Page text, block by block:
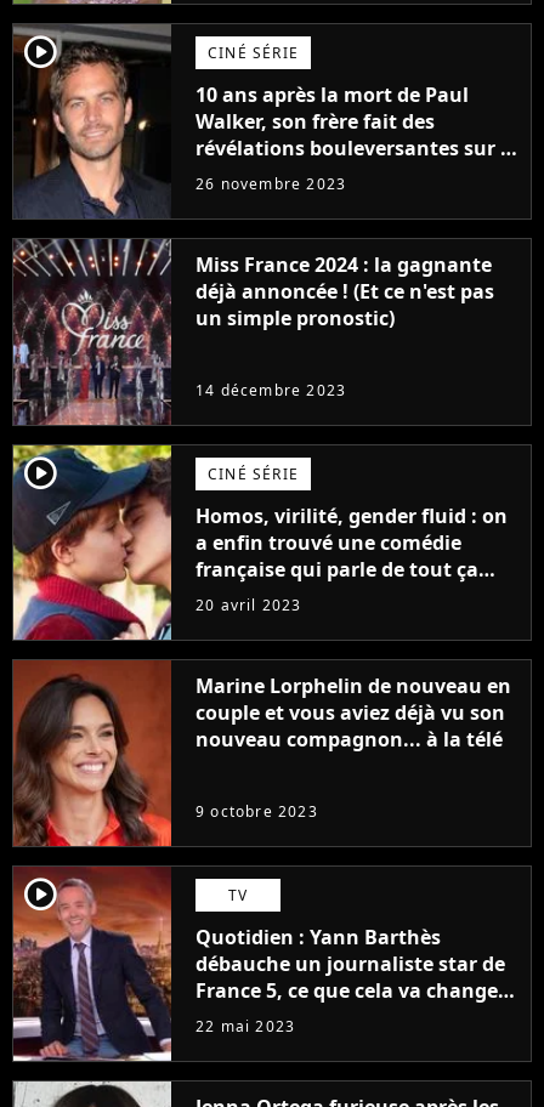
player2 CINÉ SÉRIE
10 ans après la mort de Paul
Walker, son frère fait des
révélations bouleversantes sur la
réaction des acteurs de Fast and
26 novembre 2023
Miss France 2024 : la gagnante
déjà annoncée ! (Et ce n'est pas
un simple pronostic)
14 décembre 2023
player2 CINÉ SÉRIE
Homos, virilité, gender fluid : on
a enfin trouvé une comédie
française qui parle de tout ça
sans être super ringarde
20 avril 2023
Marine Lorphelin de nouveau en
couple et vous aviez déjà vu son
nouveau compagnon... à la télé
9 octobre 2023
player2 TV
Quotidien : Yann Barthès
débauche un journaliste star de
France 5, ce que cela va changer
à la rentrée
22 mai 2023